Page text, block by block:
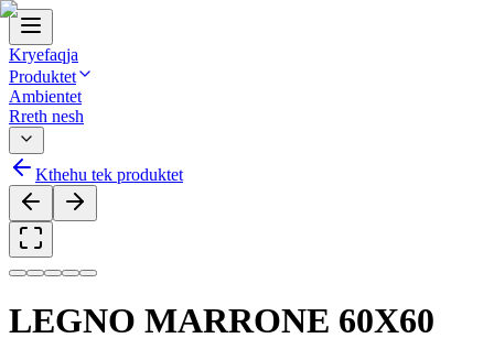
Kryefaqja
Produktet
Ambientet
Rreth nesh
Kthehu tek produktet
LEGNO MARRONE 60X60